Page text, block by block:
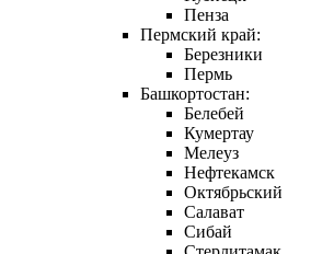
Пенза
Пермский край:
Березники
Пермь
Башкортостан:
Белебей
Кумертау
Мелеуз
Нефтекамск
Октябрьский
Салават
Сибай